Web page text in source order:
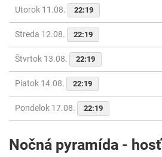
Utorok 11.08. 22:19
Streda 12.08. 22:19
Štvrtok 13.08. 22:19
Piatok 14.08. 22:19
Pondelok 17.08. 22:19
Nočná pyramída - hosť